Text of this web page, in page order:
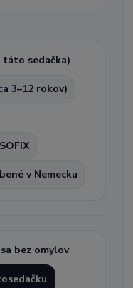
táto sedačka)
3–12 rokov)
v Nemecku
bez omylov